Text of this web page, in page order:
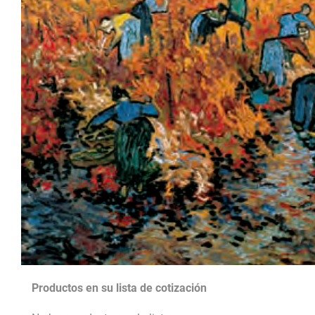
Productos en su lista de cotización